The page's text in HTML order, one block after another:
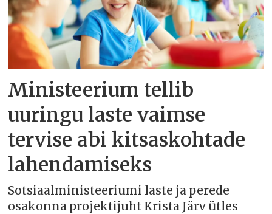
Ministeerium tellib
uuringu laste vaimse
tervise abi kitsaskohtade
lahendamiseks
Sotsiaalministeeriumi laste ja perede
osakonna projektijuht Krista Järv ütles